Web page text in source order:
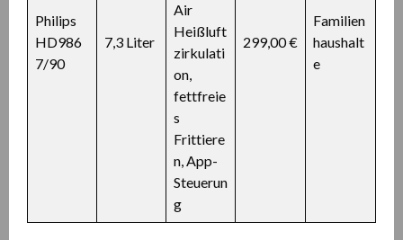
Philips
HD986
7/90
7,3 Liter
Air
Heißluft
zirkulati
on,
fettfreie
s
Frittiere
n, App-
Steuerun
g
299,00 €
Familien
haushalt
e